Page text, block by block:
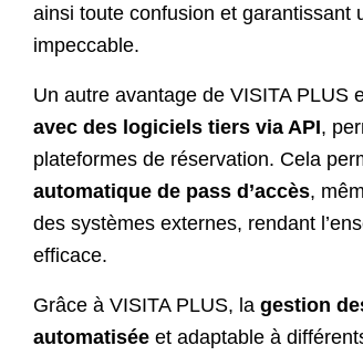
ainsi toute confusion et garantissant
impeccable.
Un autre avantage de VISITA PLUS
avec des logiciels tiers via API,
plateformes de réservation. Cela
automatique de pass d’accès,
des systèmes externes, rendant
efficace.
Grâce à VISITA PLUS, la gestion
automatisée et adaptable à